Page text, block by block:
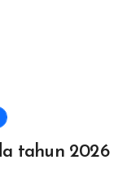
tahun 2026